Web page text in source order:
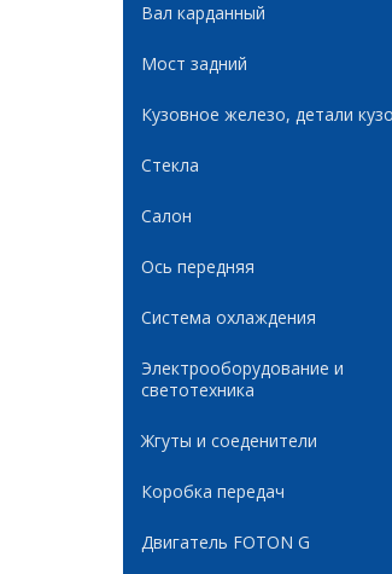
Вал карданный
Мост задний
Кузовное железо, детали
Стекла
Салон
Ось передняя
Система охлаждения
Электрооборудование и
светотехника
Жгуты и соеденители
Коробка передач
Двигатель FOTON G